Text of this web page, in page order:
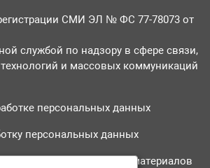
СМИ ЭЛ № ФС 77-78073 от
службой по надзору в сфере связи,
и массовых коммуникаций
персональных данных
персональных данных
использовании материалов